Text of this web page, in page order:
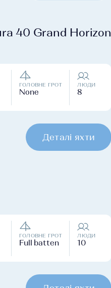
40 Grand Horizon
ГОЛОВНЕ ГРОТ
None
ЛЮДИ
8
Деталі яхти
ГОЛОВНЕ ГРОТ
Full batten
ЛЮДИ
10